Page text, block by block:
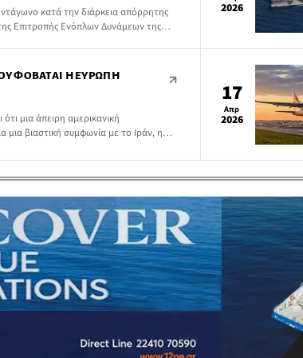
κατά την διάρκεια απόρρητης
Επιτροπής Ενόπλων Δυνάμεων της
Το χειρότερο, οποιαδήποτε τέτοια
[…]
2026
ΦΟΒΆΤΑΙ Η ΕΥΡΏΠΗ
μια άπειρη αμερικανική
μια βιαστική συμφωνία με το Ιράν, η
που έχουν εμπειρία από
την Τεχεράνη.
17
Απρ
2026